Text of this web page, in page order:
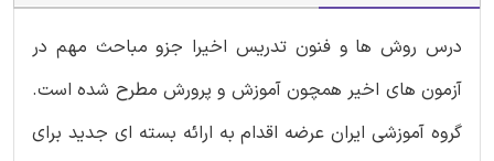
درس روش ها و فنون تدریس اخیرا جزو مباحث مهم در
آزمون های اخیر همچون آموزش و پرورش مطرح شده است.
گروه آموزشی ایران عرضه اقدام به ارائه بسته ای جدید برای